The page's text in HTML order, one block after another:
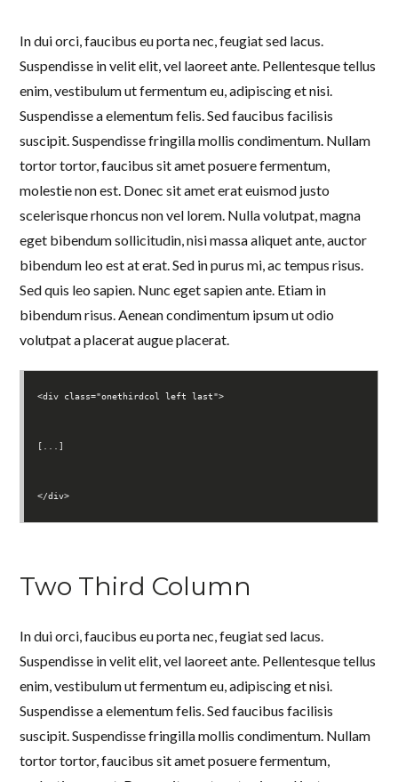
In dui orci, faucibus eu porta nec, feugiat sed lacus.
Suspendisse in velit elit, vel laoreet ante. Pellentesque tellus
enim, vestibulum ut fermentum eu, adipiscing et nisi.
Suspendisse a elementum felis. Sed faucibus facilisis
suscipit. Suspendisse fringilla mollis condimentum. Nullam
tortor tortor, faucibus sit amet posuere fermentum,
molestie non est. Donec sit amet erat euismod justo
scelerisque rhoncus non vel lorem. Nulla volutpat, magna
eget bibendum sollicitudin, nisi massa aliquet ante, auctor
bibendum leo est at erat. Sed in purus mi, ac tempus risus.
Sed quis leo sapien. Nunc eget sapien ante. Etiam in
bibendum risus. Aenean condimentum ipsum ut odio
volutpat a placerat augue placerat.
<div class="onethirdcol left last">
[...]
</div>
Two Third Column
In dui orci, faucibus eu porta nec, feugiat sed lacus.
Suspendisse in velit elit, vel laoreet ante. Pellentesque tellus
enim, vestibulum ut fermentum eu, adipiscing et nisi.
Suspendisse a elementum felis. Sed faucibus facilisis
suscipit. Suspendisse fringilla mollis condimentum. Nullam
tortor tortor, faucibus sit amet posuere fermentum,